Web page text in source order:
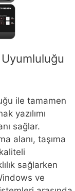
ile tamamen
yazılımı
sağlar.
alanı, taşıma
sağlarken
ve